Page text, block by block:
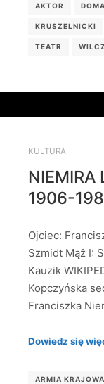
AKTOR
KRUSZELNICKI
TEATR
KULTURA
NIEMIRA
1906-
Ojciec:
Szmidt Mąż I:
Kauzik
Kopczyńska
Franciszka
Dowiedz się
ARMIA KRAJOWA